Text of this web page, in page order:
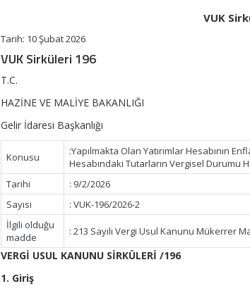
VUK
Tarih: 10 Şubat 2026
VUK Sirküleri 196
T.C.
HAZİNE VE MALİYE BAKANLIĞI
Gelir İdaresi Başkanlığı
Konusu
:Yapılmakta Olan Yatırımlar Hesabının
Hesabındaki Tutarların Vergisel Durumu
Tarihi
: 9/2/2026
Sayısı
: VUK-196/2026-2
İlgili olduğu
madde
: 213 Sayılı Vergi Usul Kanunu Mükerrer
VERGİ USUL KANUNU SİRKÜLERİ /196
1. Giriş